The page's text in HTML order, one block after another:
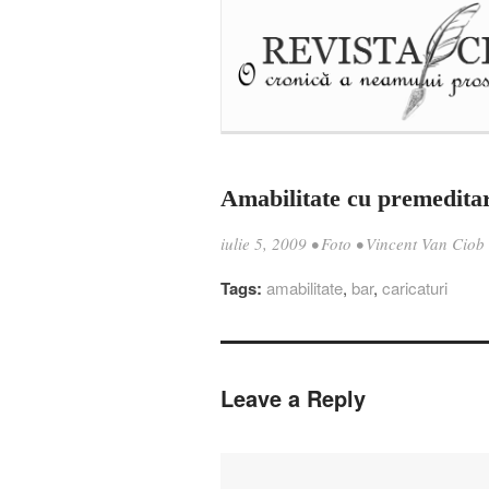
Amabilitate cu
iulie 5, 2009 •Foto •Vincent Van Ciob
Tags: amabilitate, bar, caricaturi
Leave a Reply